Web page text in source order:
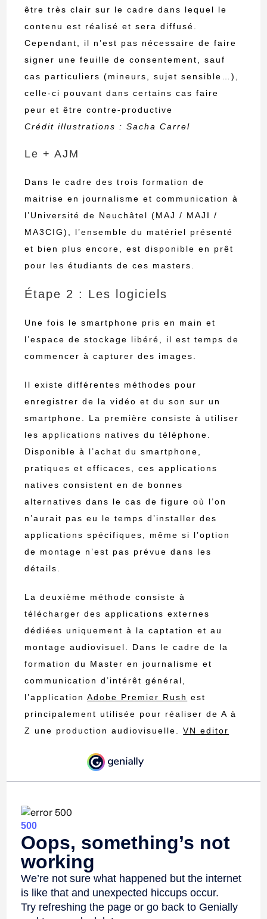
être très clair sur le cadre dans lequel le
contenu est réalisé et sera diffusé.
Cependant, il n’est pas nécessaire de faire
signer une feuille de consentement, sauf
cas particuliers (mineurs, sujet sensible…),
celle-ci pouvant dans certains cas faire
peur et être contre-productive
Crédit illustrations : Sacha Carrel
Le + AJM
Dans le cadre des trois formation de
maitrise en journalisme et communication à
l’Université de Neuchâtel (MAJ / MAJI /
MA3CIG), l’ensemble du matériel présenté
et bien plus encore, est disponible en prêt
pour les étudiants de ces masters.
Étape 2 : Les logiciels
Une fois le smartphone pris en main et
l’espace de stockage libéré, il est temps de
commencer à capturer des images.
Il existe différentes méthodes pour
enregistrer de la vidéo et du son sur un
smartphone. La première consiste à utiliser
les applications natives du téléphone.
Disponible à l’achat du smartphone,
pratiques et efficaces, ces applications
natives consistent en de bonnes
alternatives dans le cas de figure où l’on
n’aurait pas eu le temps d’installer des
applications spécifiques, même si l’option
de montage n’est pas prévue dans les
détails.
La deuxième méthode consiste à
télécharger des applications externes
dédiées uniquement à la captation et au
montage audiovisuel. Dans le cadre de la
formation du Master en journalisme et
communication d’intérêt général,
l’applicationAdobe Premier Rush est
principalement utilisée pour réaliser de A à
Z une production audiovisuelle.VN editor
utilisés en soutien pour la création de
contenu.